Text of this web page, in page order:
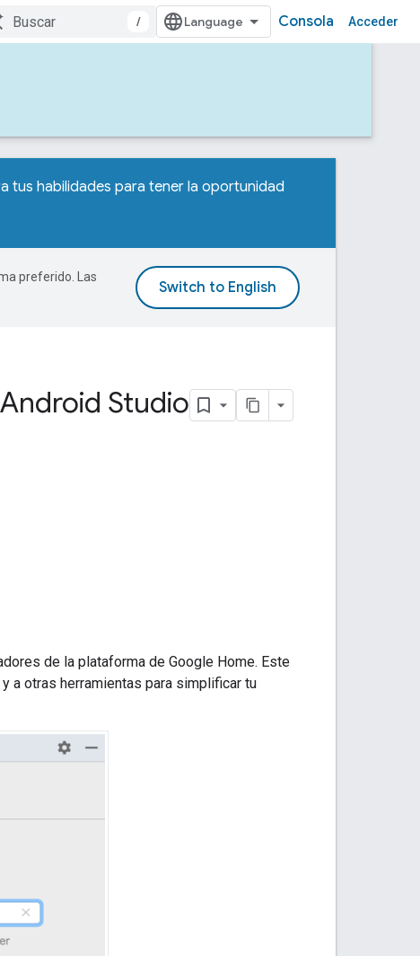
/ Consola Acceder
tus habilidades para tener la oportunidad
preferido. Las
Studio
de la plataforma de Google Home. Este
a otras herramientas para simplificar tu